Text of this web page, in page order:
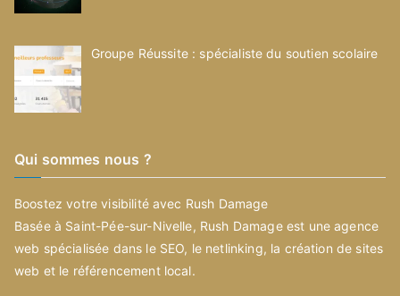
Groupe Réussite : spécialiste du soutien scolaire
Qui sommes nous ?
Boostez votre visibilité avec Rush Damage
Basée à Saint-Pée-sur-Nivelle, Rush Damage est une agence
web spécialisée dans le SEO, le netlinking, la création de sites
web et le référencement local.